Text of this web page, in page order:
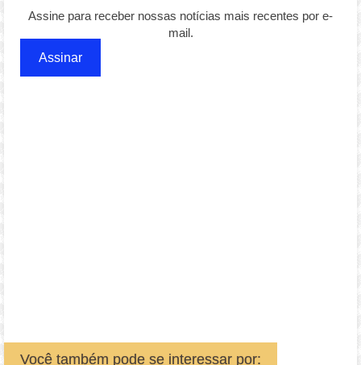
Assine para receber nossas notícias mais recentes por e-
mail.
Assinar
Você também pode se interessar por: